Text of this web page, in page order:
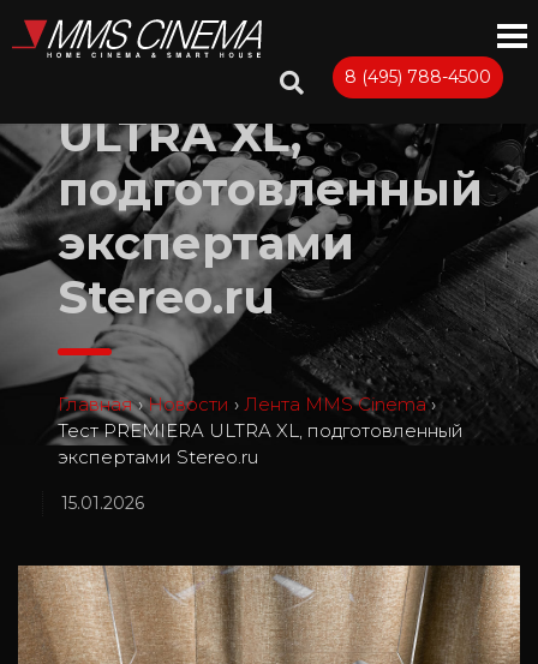
8 (495) 788-4500
Тест PREMIERA
ULTRA XL,
подготовленный
экспертами
Stereo.ru
Главная › Новости › Лента MMS Cinema ›
Тест PREMIERA ULTRA XL, подготовленный
экспертами Stereo.ru
15.01.2026